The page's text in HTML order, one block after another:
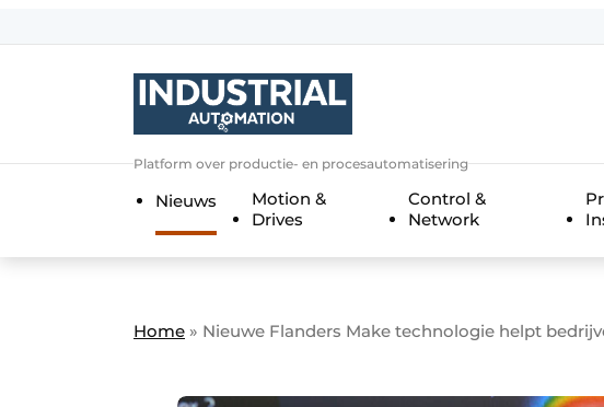
Algemene voorwaarden
Contact
Direct contact
Evenement aanmelden
Meest gelezen
Platform over productie- en procesautomatisering
Nieuws
Motion &
Drives
Control &
Network
Home » Nieuwe Flanders Make technologie helpt